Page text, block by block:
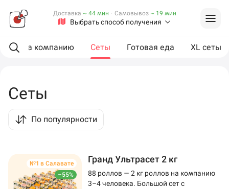
Выбрать способ получения
Доставка ~ 44 мин · Самовывоз ~ 19 мин
На компанию Сеты Готовая еда XL сеты
Сеты
По популярности
–55%
№1 в Салавате Гранд Ультрасет 2 кг
88 роллов — 2 кг роллов на компанию
3–4 человека. Большой сет с